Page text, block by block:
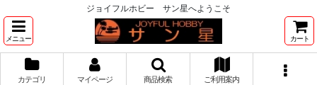
ジョイフルホビー サン星へようこそ
メニュー カート
カテゴリ マイページ 商品検索 ご利用案内